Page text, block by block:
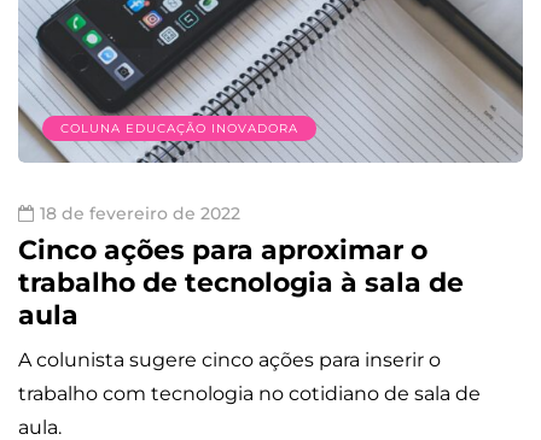
COLUNA EDUCAÇÃO INOVADORA
18 de fevereiro de 2022
Cinco ações para aproximar o
trabalho de tecnologia à sala de
aula
A colunista sugere cinco ações para inserir o
trabalho com tecnologia no cotidiano de sala de
aula.